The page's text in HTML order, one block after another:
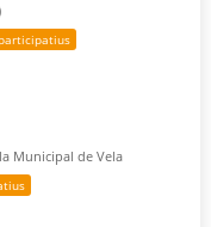
Municipal de Vela